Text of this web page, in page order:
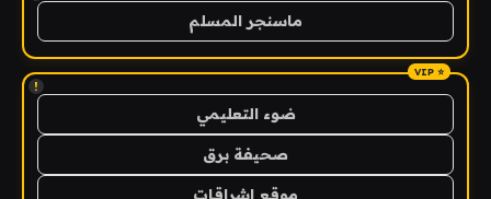
ماسنجر المسلم
!
ضوء التعليمي
صحيفة برق
موقع اشراقات